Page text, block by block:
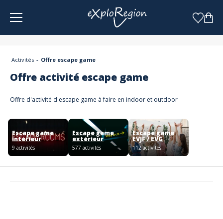
Panneau de gestion des cookies
Activités Offre escape game
Offre activité escape game
Offre d'activité d'escape game à faire en indoor et outdoor
Escape game
intérieur
9 activités
Escape game
extérieur
577 activités
Escape game
EVJF / EVG
112 activités